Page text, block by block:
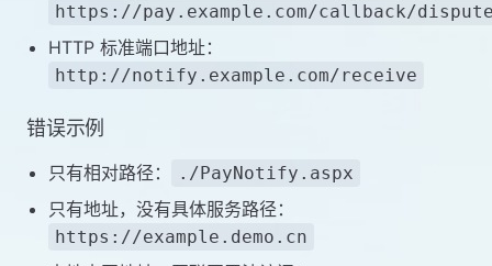
https://pay.example.com/callback/
HTTP 标准端口地址：
http://notify.example.com/receive
错误示例
只有相对路径： ./PayNotify.aspx
只有地址，没有具体服务路径：
https://example.demo.cn